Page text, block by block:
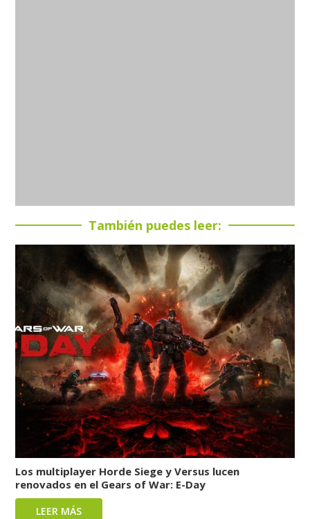
También puedes leer:
Los multiplayer Horde Siege y Versus lucen
renovados en el Gears of War: E-Day
LEER MÁS